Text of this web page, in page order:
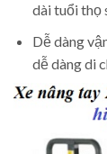
dài tuổi thọ
Dễ dàng
dễ dàng di